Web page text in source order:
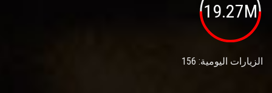
19.27M
الزيارات اليومية: 156